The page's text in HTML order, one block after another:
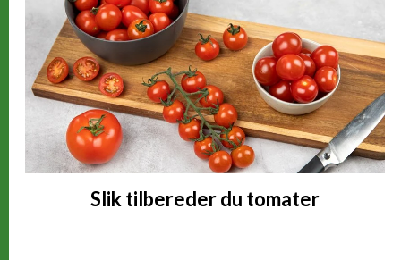
Slik tilbereder du tomater